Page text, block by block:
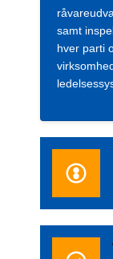
samt
hver parti